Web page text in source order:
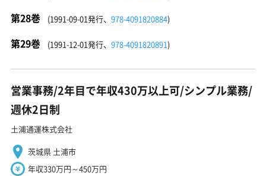
第28巻 (1991-09-01発行、 978-4091820884)
第29巻 (1991-12-01発行、 978-4091820891)
営業事務/2年目で年収430万以上可/シンプル業務/
週休2日制
土浦通運株式会社
茨城県 土浦市
年収330万円～450万円